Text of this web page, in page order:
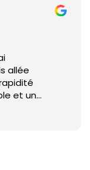
allée
et un